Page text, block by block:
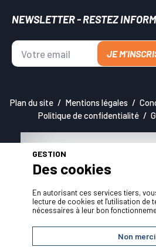
NEWSLETTER - RESTEZ
JE
Plan du site Mentions légales
Politique de confidentialité
GESTION
Des cookies
En autorisant ces services tiers,
lecture de cookies et l'utilisation de
nécessaires à leur bon
Non merci